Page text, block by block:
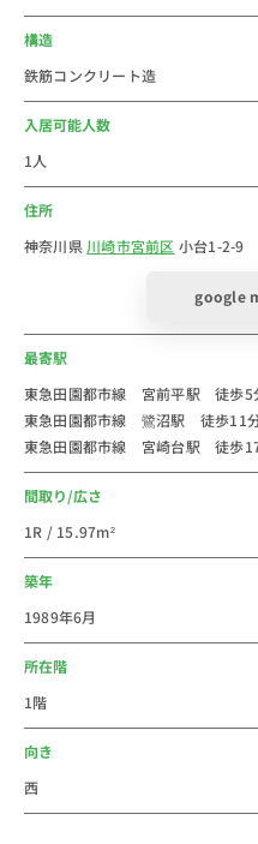
東急田園都市線が通って
けて利便性の高いエリアで
トランが揃い、メディカ
駅前から徒歩圏にもカフ
法人のご利用は社宅・寮
かもしれません。
新人研修や出張にもご利
個人での初めての社会人
付き短期賃貸マンション
ーマンションとしてご利
スタッフ一同皆様のご予
構造
鉄筋コンクリート造
入居可能人数
1人
住所
神奈川県 川崎市宮前区 小台1-2-9
google
最寄駅
東急田園都市線 宮前平駅 徒歩5
東急田園都市線 鷺沼駅 徒歩11
東急田園都市線 宮崎台駅 徒歩
間取り/広さ
1R / 15.97m²
築年
1989年6月
所在階
1階
向き
西